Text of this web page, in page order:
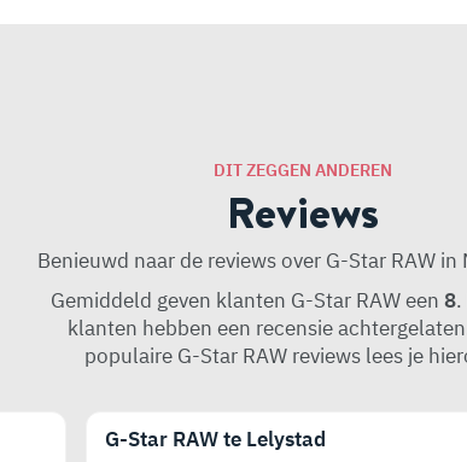
DIT ZEGGEN ANDEREN
Reviews
Benieuwd naar de reviews over G-Star RAW in
Gemiddeld geven klanten G-Star RAW een 8.
klanten hebben een recensie
populaire G-Star RAW reviews lees je
G-Star RAW te Lelystad